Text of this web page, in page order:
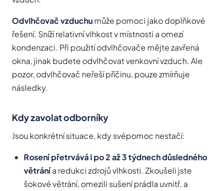
Odvlhčovač vzduchumůže pomoci jako doplňkové
řešení. Sníží relativní vlhkost v místnosti a omezí
kondenzaci. Při použití odvlhčovače mějte zavřená
okna, jinak budete odvlhčovat venkovní vzduch. Ale
pozor, odvlhčovač neřeší příčinu, pouze zmírňuje
následky.
Kdy zavolat odborníky
Jsou konkrétní situace, kdy svépomoc nestačí:
Rosení přetrvává i po 2 až 3 týdnech důsledného
větránía redukci zdrojů vlhkosti. Zkoušeli jste
šokové větrání, omezili sušení prádla uvnitř, a